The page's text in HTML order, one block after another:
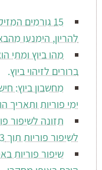
15 גורמים
להריון, הימנעו
ברורים לזיהוי ביוץ.
מחשבון ביוץ:
ימי פוריות ותאריך
תזונה לשיפור
לשיפור פוריות תוך 3 חודשים
שיפור פוריות